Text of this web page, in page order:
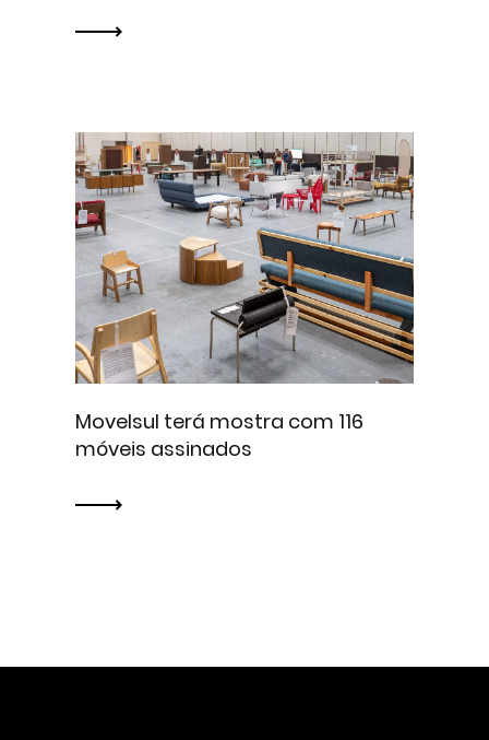
Movelsul terá mostra com 116
móveis assinados